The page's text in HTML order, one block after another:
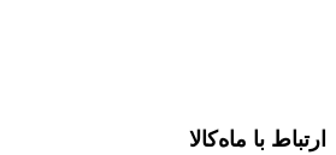
ارتباط با ماه‌کالا